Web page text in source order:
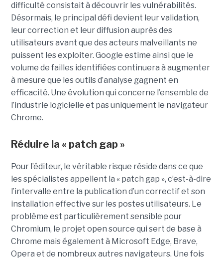
difficulté consistait à découvrir les vulnérabilités.
Désormais, le principal défi devient leur validation,
leur correction et leur diffusion auprès des
utilisateurs avant que des acteurs malveillants ne
puissent les exploiter. Google estime ainsi que le
volume de failles identifiées continuera à augmenter
à mesure que les outils d’analyse gagnent en
efficacité. Une évolution qui concerne l’ensemble de
l’industrie logicielle et pas uniquement le navigateur
Chrome.
Réduire la « patch gap »
Pour l’éditeur, le véritable risque réside dans ce que
les spécialistes appellent la « patch gap », c’est-à-dire
l’intervalle entre la publication d’un correctif et son
installation effective sur les postes utilisateurs. Le
problème est particulièrement sensible pour
Chromium, le projet open source qui sert de base à
Chrome mais également à Microsoft Edge, Brave,
Opera et de nombreux autres navigateurs. Une fois